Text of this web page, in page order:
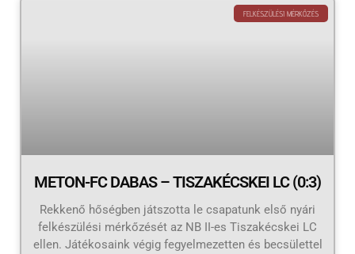
FELKÉSZÜLÉSI MÉRKŐZÉS
METON-FC DABAS – TISZAKÉCSKEI LC (0:3)
Rekkenő hőségben játszotta le csapatunk első nyári
felkészülési mérkőzését az NB II-es Tiszakécskei LC
ellen. Játékosaink végig fegyelmezetten és becsülettel